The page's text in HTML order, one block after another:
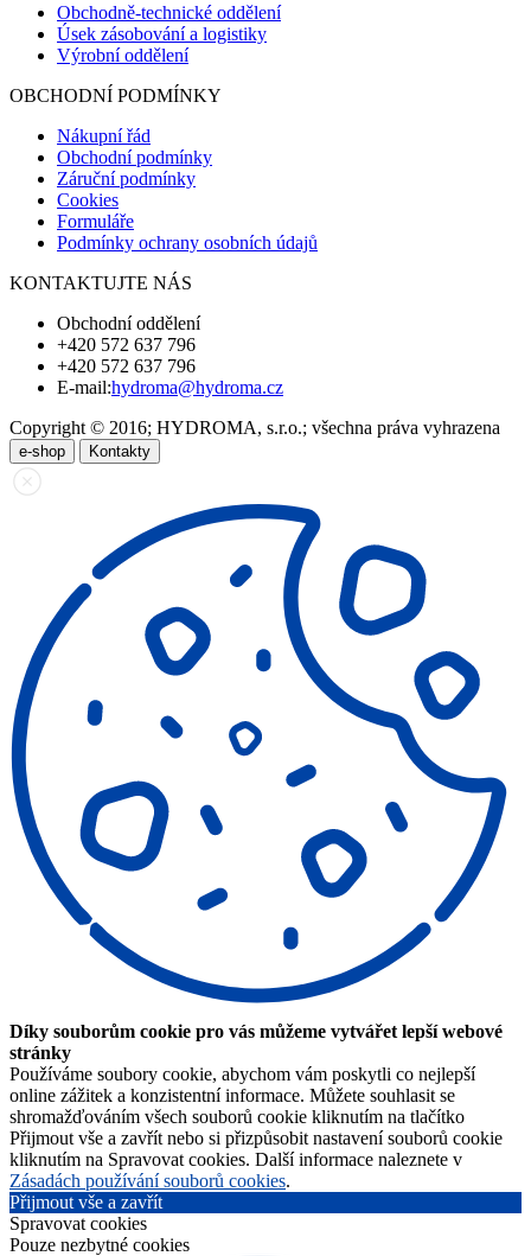
Obchodně-technické oddělení
Úsek zásobování a logistiky
Výrobní oddělení
OBCHODNÍ PODMÍNKY
Nákupní řád
Obchodní podmínky
Záruční podmínky
Cookies
Formuláře
Podmínky ochrany osobních údajů
KONTAKTUJTE NÁS
Obchodní oddělení
+420 572 637 796
+420 572 637 796
E-mail:hydroma@hydroma.cz
Copyright © 2016; HYDROMA, s.r.o.; všechna práva vyhrazena
e-shop Kontakty
Díky souborům cookie pro vás můžeme vytvářet lepší webové
stránky
Používáme soubory cookie, abychom vám poskytli co nejlepší
online zážitek a konzistentní informace. Můžete souhlasit se
shromažďováním všech souborů cookie kliknutím na tlačítko
Přijmout vše a zavřít nebo si přizpůsobit nastavení souborů cookie
kliknutím na Spravovat cookies. Další informace naleznete v
Zásadách používání souborů cookies.
Přijmout vše a zavřít
Spravovat cookies
Pouze nezbytné cookies